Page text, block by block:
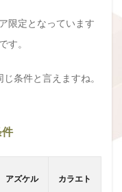
限定となっています
す。
条件と言えますね。
アズケル カラエト